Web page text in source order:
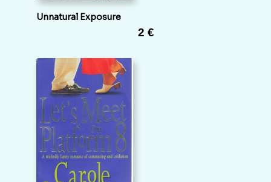
Unnatural Exposure
2 €